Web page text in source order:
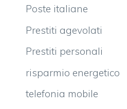
Poste italiane
Prestiti agevolati
Prestiti personali
risparmio energetico
telefonia mobile